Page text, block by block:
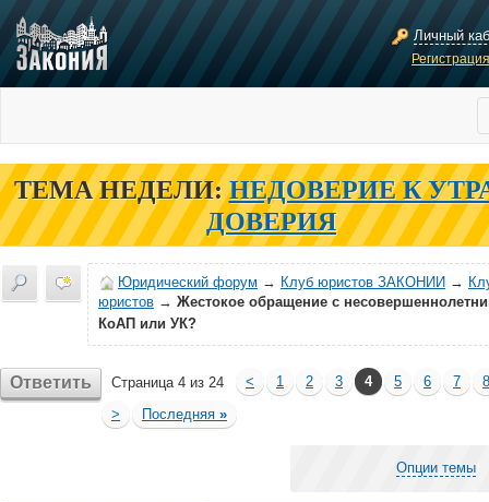
Личный
ТЕМА НЕДЕЛИ: НЕДОВЕРИЕ К
ДОВЕРИЯ
Юридический форум → Клуб юристов ЗАКОНИИ →
юристов → Жестокое обращение с
КоАП или УК?
Ответить Страница 4 из 24 < 1 2 3 4 5 6 7
8
>
Последняя »
Опции темы